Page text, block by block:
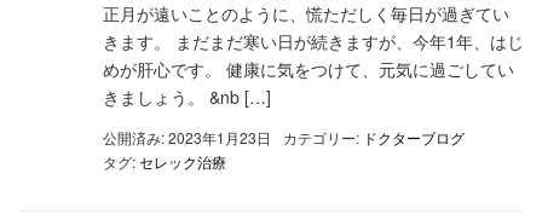
正月が遠いことのように、慌ただしく毎日が過ぎてい
きます。 まだまだ寒い日が続きますが、今年1年、はじ
めが肝心です。 健康に気をつけて、元気に過ごしてい
きましょう。 &nb […]
公開済み: 2023年1月23日 カテゴリー: ドクターブログ
タグ:セレック治療